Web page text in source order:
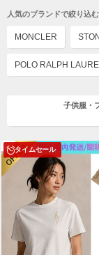
人気のブランドで絞り込む
MONCLER
POLO RALPH
子供服・
タイムセール